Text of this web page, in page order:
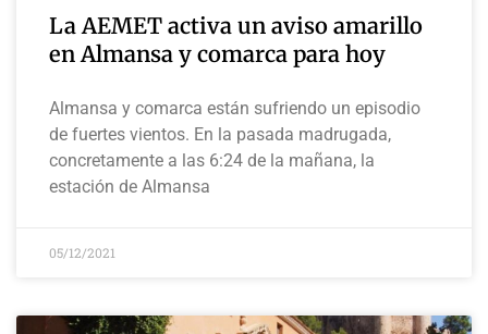
La AEMET activa un aviso amarillo
en Almansa y comarca para hoy
Almansa y comarca están sufriendo un episodio
de fuertes vientos. En la pasada madrugada,
concretamente a las 6:24 de la mañana, la
estación de Almansa
05/12/2021